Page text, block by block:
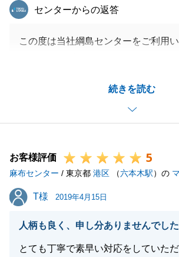
続きを読む
東急リバブル
センターからの返答
この度は当社綱島センターをご利用
お電話やお会いさせていただきまし
に快くご対応してくださり大変感謝
無事にお引渡しが終わりましたが、
今後とも何卒宜しくお願い致します。
お客様評価 5
麻布センター / 東京都 港区 （六本木駅）の
T様
T様 2019年4月15日
人柄も良く、申し分ありませんでした
とても丁寧で素早い対応をしていた